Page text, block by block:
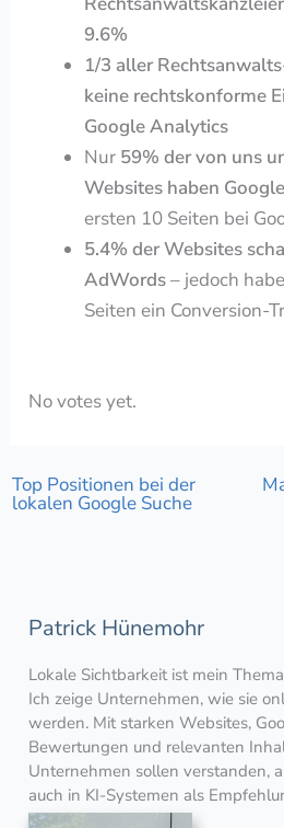
9.6%
1/3 aller
keine rechtskonforme
Google Analytics
Nur 59% der von uns
Websites haben
ersten 10 Seiten bei
5.4% der Websites
AdWords– jedoch
Seiten ein Conversion-
No votes yet.
Top Positionen bei der
lokalen Google Suche
Patrick Hünemohr
Lokale Sichtbarkeit ist mein
Ich zeige Unternehmen, wie sie
werden. Mit starken Websites,
Bewertungen und relevanten
Unternehmen sollen verstanden,
auch in KI-Systemen als